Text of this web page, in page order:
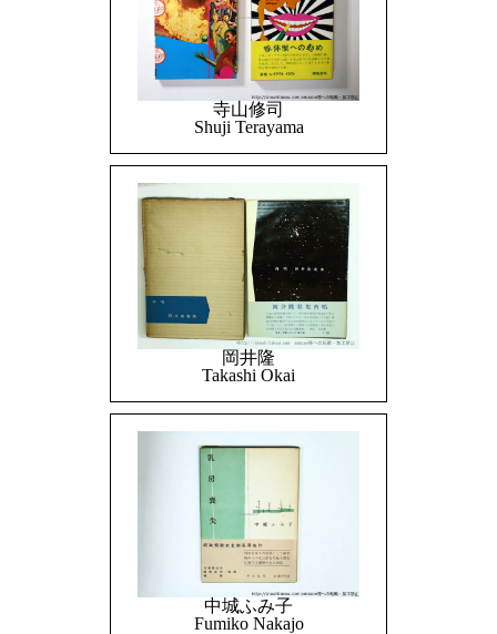
寺山修司
Shuji Terayama
岡井隆
Takashi Okai
中城ふみ子
Fumiko Nakajo